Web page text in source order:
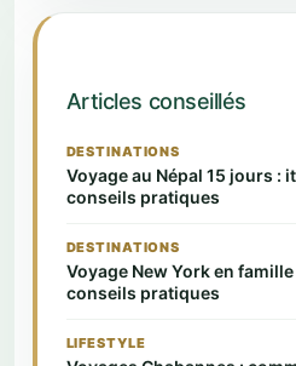
Articles conseillés
DESTINATIONS
Voyage au Népal 15 jours :
conseils pratiques
DESTINATIONS
Voyage New York en
conseils pratiques
LIFESTYLE